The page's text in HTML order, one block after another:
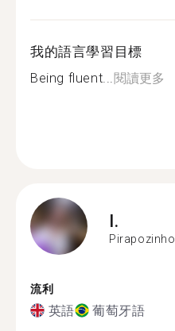
我的語言學習目標
Being fluent...閱讀更多
I.
Pirapozinho
流利
英語 葡萄牙語